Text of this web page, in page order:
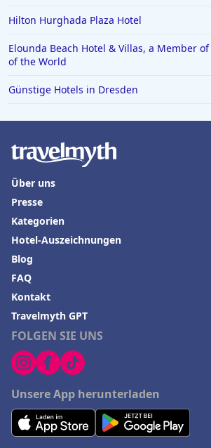
Hilton Hurghada Plaza Hotel
Elounda Beach Hotel & Villas, a Member
of the World
Günstige Hotels in Dresden
FOLGEN SIE UNS
Unsere App herunterladen
Über uns
Presse
Kategorien
Hotel-Auszeichnungen
Blog
FAQ
Kontakt
Travelmyth GPT